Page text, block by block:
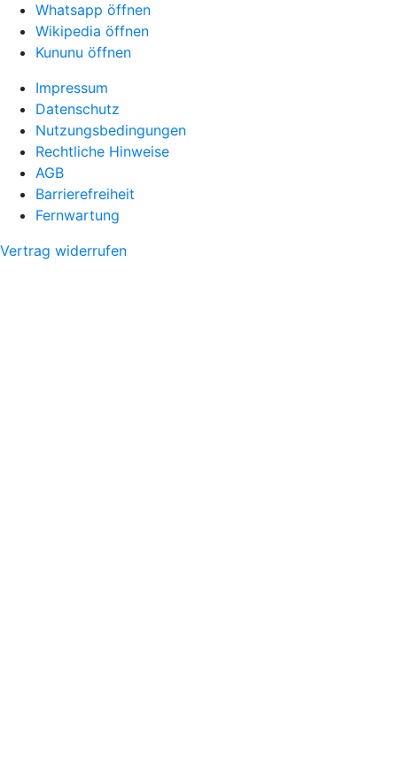
Whatsapp öffnen
Wikipedia öffnen
Kununu öffnen
Impressum
Datenschutz
Nutzungsbedingungen
Rechtliche Hinweise
AGB
Barrierefreiheit
Fernwartung
Vertrag widerrufen